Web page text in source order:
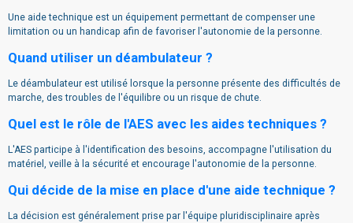
Une aide technique est un équipement permettant de compenser une
limitation ou un handicap afin de favoriser l'autonomie de la personne.
Quand utiliser un déambulateur ?
Le déambulateur est utilisé lorsque la personne présente des difficultés de
marche, des troubles de l'équilibre ou un risque de chute.
Quel est le rôle de l'AES avec les aides techniques ?
L'AES participe à l'identification des besoins, accompagne l'utilisation du
matériel, veille à la sécurité et encourage l'autonomie de la personne.
Qui décide de la mise en place d'une aide technique ?
La décision est généralement prise par l'équipe pluridisciplinaire après